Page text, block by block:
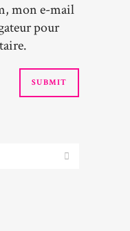
mon e-mail
pour